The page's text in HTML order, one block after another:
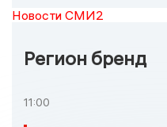
Новости СМИ2
Регион бренд
11:00